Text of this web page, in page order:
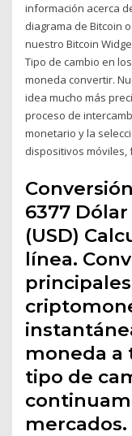
información acerca
diagrama de Bitcoin
nuestro Bitcoin
Tipo de cambio en
moneda convertir.
idea mucho más
proceso de
monetario y la
dispositivos móviles,
6377
(USD)
línea.
moneda a
tipo de
mercados.